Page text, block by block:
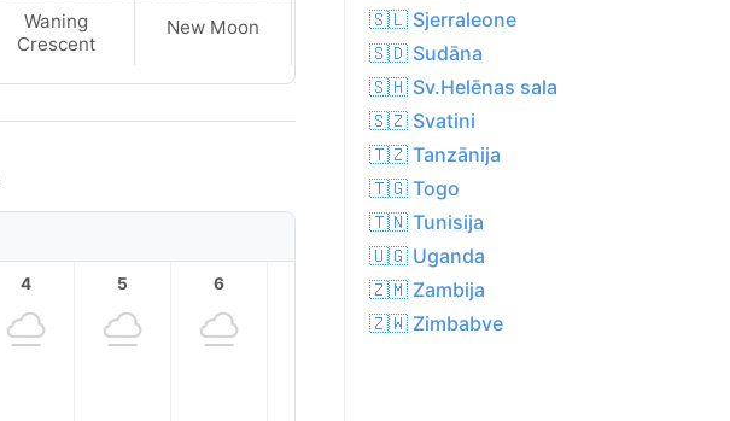
Waning
Crescent
New Moon New Moon
4 5 6 8
🇸🇱 Sjerraleone
🇸🇩 Sudāna
🇸🇭 Sv.Helēnas sala
🇸🇿 Svatini
🇹🇿 Tanzānija
🇹🇬 Togo
🇹🇳 Tunisija
🇺🇬 Uganda
🇿🇲 Zambija
🇿🇼 Zimbabve